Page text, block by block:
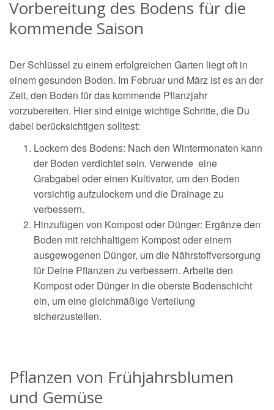
Vorbereitung des Bodens für die
kommende Saison
Der Schlüssel zu einem erfolgreichen Garten liegt oft in
einem gesunden Boden. Im Februar und März ist es an der
Zeit, den Boden für das kommende Pflanzjahr
vorzubereiten. Hier sind einige wichtige Schritte, die Du
dabei berücksichtigen solltest:
Lockern des Bodens: Nach den Wintermonaten kann
der Boden verdichtet sein. Verwende eine
Grabgabel oder einen Kultivator, um den Boden
vorsichtig aufzulockern und die Drainage zu
verbessern.
Hinzufügen von Kompost oder Dünger: Ergänze den
Boden mit reichhaltigem Kompost oder einem
ausgewogenen Dünger, um die Nährstoffversorgung
für Deine Pflanzen zu verbessern. Arbeite den
Kompost oder Dünger in die oberste Bodenschicht
ein, um eine gleichmäßige Verteilung
sicherzustellen.
Pflanzen von Frühjahrsblumen
und Gemüse